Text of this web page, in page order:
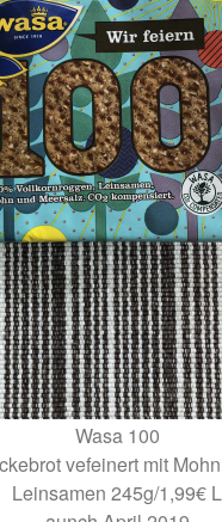
Wasa 100
vefeinert mit
Leinsamen 245g/1,99€ L